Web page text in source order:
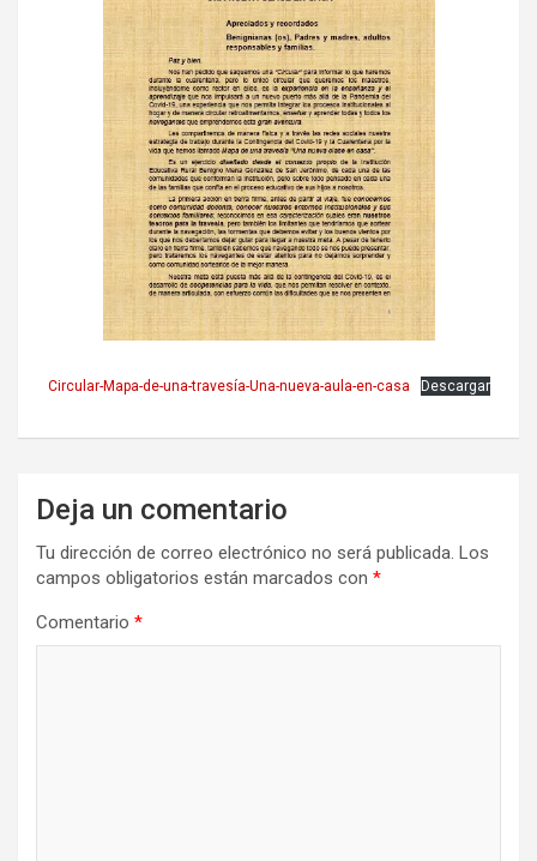
Circular-Mapa-de-una-travesía-Una-nueva-aula-en-casa Descargar
Deja un comentario
Tu dirección de correo electrónico no será publicada. Los
campos obligatorios están marcados con *
Comentario *